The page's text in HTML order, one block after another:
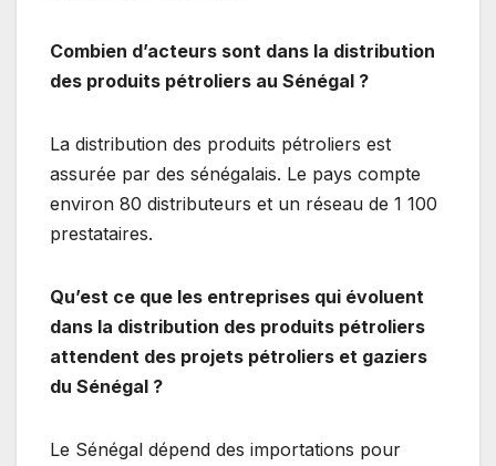
Combien d’acteurs sont dans la distribution
des produits pétroliers au Sénégal ?
La distribution des produits pétroliers est
assurée par des sénégalais. Le pays compte
environ 80 distributeurs et un réseau de 1 100
prestataires.
Qu’est ce que les entreprises qui évoluent
dans la distribution des produits pétroliers
attendent des projets pétroliers et gaziers
du Sénégal ?
Le Sénégal dépend des importations pour